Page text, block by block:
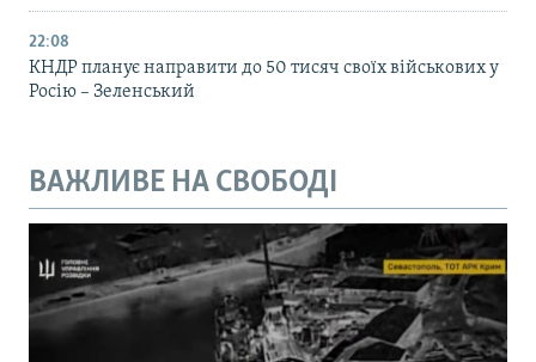
22:08
КНДР планує направити до 50 тисяч своїх військових у
Росію – Зеленський
ВАЖЛИВЕ НА СВОБОДІ